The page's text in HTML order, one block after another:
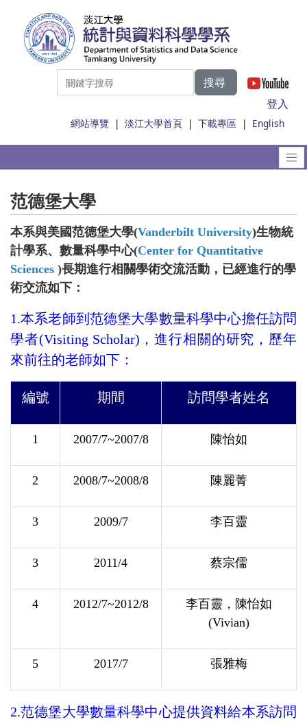
搜尋
登入
網站導覽 |淡江大學首頁 |下載專區 | English
范德堡大學
本系與美國范德堡大學(Vanderbilt University)生物統
計學系、數量科學中心(Center for Quantitative
Sciences )長期進行相關學術交流活動，已經進行的學
術交流如下：
1.本系老師到范德堡大學數量科學中心擔任訪問
學者(Visiting Scholar)，進行相關的研究，歷年
來前往的老師如下：
編號 期間 訪問學者姓名
1 2007/7~2007/8 陳怡如
2 2008/7~2008/8 陳麗菁
3 2009/7 李百靈
3 2011/4 蔡宗儒
4 2012/7~2012/8
李百靈，陳怡如
(Vivian)
5 2017/7 張雅梅
2.范德堡大學數量科學中心提供資料給本系訪問